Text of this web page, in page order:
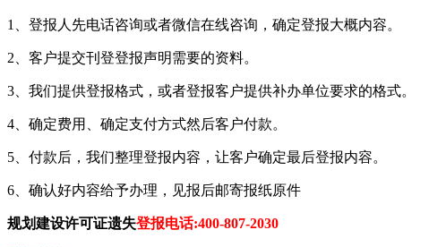
1、登报人先电话咨询或者微信在线咨询，确定登报大概内容。
2、客户提交刊登登报声明需要的资料。
3、我们提供登报格式，或者登报客户提供补办单位要求的格式。
4、确定费用、确定支付方式然后客户付款。
5、付款后，我们整理登报内容，让客户确定最后登报内容。
6、确认好内容给予办理，见报后邮寄报纸原件
规划建设许可证遗失登报电话:400-807-2030